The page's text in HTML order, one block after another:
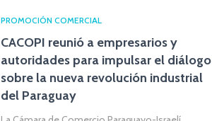
PROMOCIÓN COMERCIAL
CACOPI reunió a empresarios y
autoridades para impulsar el diálogo
sobre la nueva revolución industrial
del Paraguay